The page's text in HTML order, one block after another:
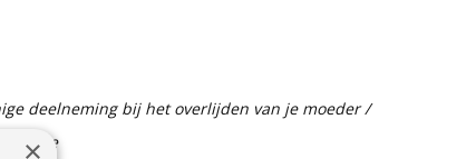
deelneming bij het overlijden van je moeder /
×